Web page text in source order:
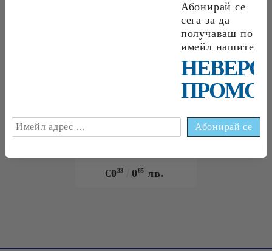
96 188 лв.
€033 065 лв.
Абонирай се
сега за да
получаваш по
имейл нашите